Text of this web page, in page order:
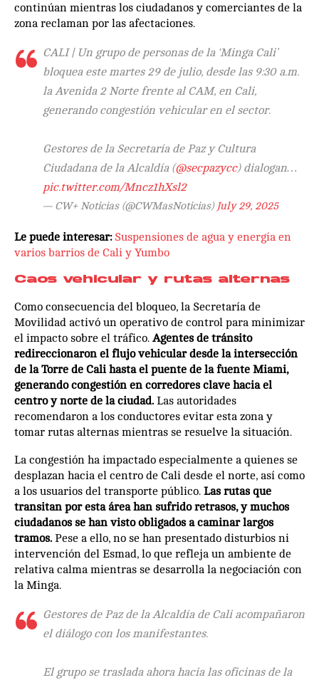
continúan mientras los ciudadanos y comerciantes de la
zona reclaman por las afectaciones.
CALI | Un grupo de personas de la ‘Minga Cali’
bloquea este martes 29 de julio, desde las 9:30 a.m.
la Avenida 2 Norte frente al CAM, en Cali,
generando congestión vehicular en el sector.
Gestores de la Secretaría de Paz y Cultura
Ciudadana de la Alcaldía (@secpazycc) dialogan…
pic.twitter.com/Mncz1hXsl2
— CW+ Noticias (@CWMasNoticias) July 29, 2025
Le puede interesar: Suspensiones de agua y energía en
varios barrios de Cali y Yumbo
Caos vehicular y rutas alternas
Como consecuencia del bloqueo, la Secretaría de
Movilidad activó un operativo de control para minimizar
el impacto sobre el tráfico. Agentes de tránsito
redireccionaron el flujo vehicular desde la intersección
de la Torre de Cali hasta el puente de la fuente Miami,
generando congestión en corredores clave hacia el
centro y norte de la ciudad. Las autoridades
recomendaron a los conductores evitar esta zona y
tomar rutas alternas mientras se resuelve la situación.
La congestión ha impactado especialmente a quienes se
desplazan hacia el centro de Cali desde el norte, así como
a los usuarios del transporte público. Las rutas que
transitan por esta área han sufrido retrasos, y muchos
ciudadanos se han visto obligados a caminar largos
tramos. Pese a ello, no se han presentado disturbios ni
intervención del Esmad, lo que refleja un ambiente de
relativa calma mientras se desarrolla la negociación con
la Minga.
Gestores de Paz de la Alcaldía de Cali acompañaron
el diálogo con los manifestantes.
El grupo se traslada ahora hacia las oficinas de la